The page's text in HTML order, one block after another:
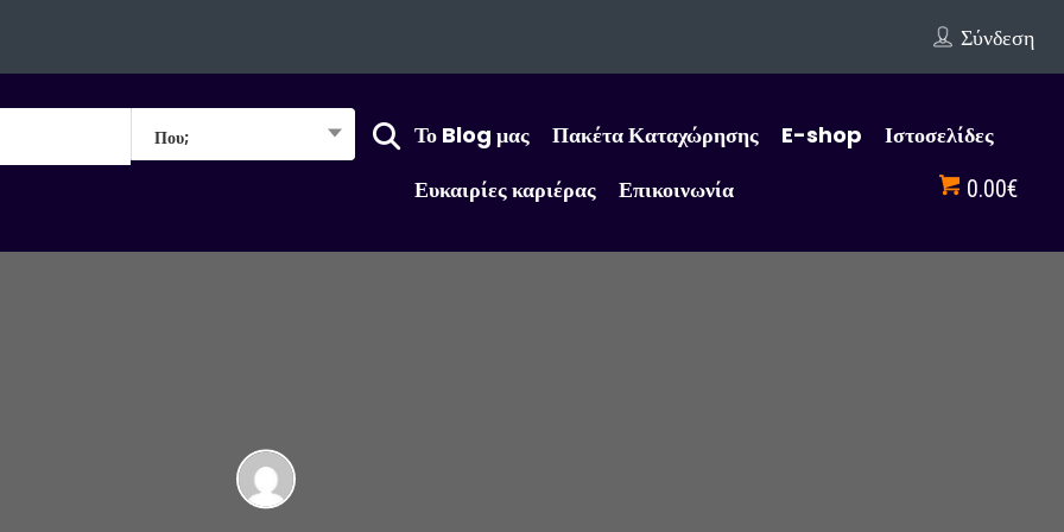
Σύνδεση
Που; Το Blog μας Πακέτα Καταχώρησης E-shop
Ιστοσελίδες
Ευκαιρίες καριέρας
Επικοινωνία 0.00€